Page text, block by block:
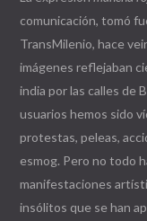
comunicación, tomó
TransMilenio, hace
imágenes reflejaban
india por las calles de
usuarios hemos sido
protestas, peleas,
esmog. Pero no todo
manifestaciones
insólitos que se han